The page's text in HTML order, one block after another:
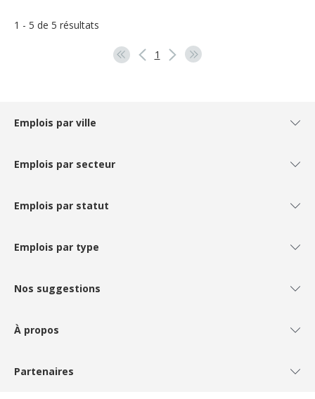
1 - 5 de 5 résultats
1
Emplois par ville
Emplois par secteur
Emplois par statut
Emplois par type
Nos suggestions
À propos
Partenaires